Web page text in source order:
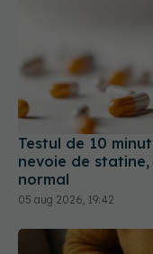
Testul de 10
nevoie de
normal
05 aug 2026, 19:42